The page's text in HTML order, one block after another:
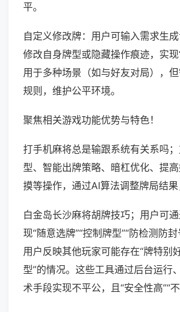
平。
自定义修改牌：用户可输入需求生成
修改自身牌型或隐藏操作痕迹，实现
用于多种场景（如与好友对局），
规则，维护公平环境。
聚焦相关游戏功能优势与特色！
打手机麻将总是输跟系统有关系吗
型、智能出牌策略、暗杠优化、提
摸等操作，通过AI算法调整牌局结果
白金岛长沙麻将胡牌技巧；用户可
现“随意选牌”“控制牌型”“防检测防
用户反映其他玩家可能存在“牌特别
型”的情况。这些工具通过后台运行
术手段实现不平公，且“安全性高”“不